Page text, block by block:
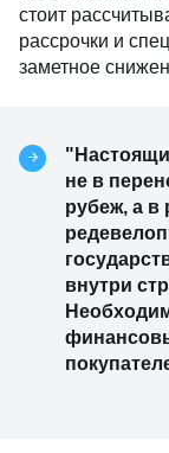
стоит
рассрочки и
заметное
не в
рубеж, а в
внутри